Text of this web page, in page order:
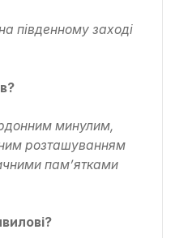
південному заході
минулим,
розташуванням
пам’ятками